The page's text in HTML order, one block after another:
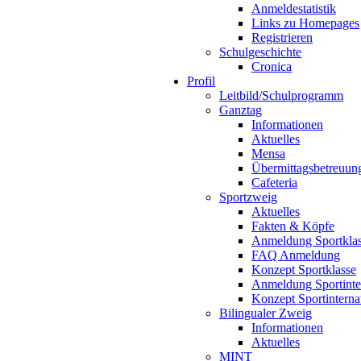
Anmeldestatistik
Links zu Homepages
Registrieren
Schulgeschichte
Cronica
Profil
Leitbild/Schulprogramm
Ganztag
Informationen
Aktuelles
Mensa
Cafeteria
Sportzweig
Aktuelles
Fakten & Köpfe
Anmeldung
FAQ Anmeldung
Konzept Sportklasse
Anmeldung
Konzept
Bilingualer Zweig
Informationen
Aktuelles
MINT